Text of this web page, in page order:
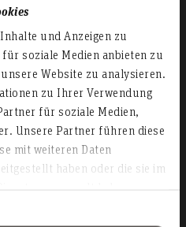
und Anzeigen zu
soziale Medien anbieten zu
Website zu analysieren.
zu Ihrer Verwendung
für soziale Medien,
Unsere Partner führen diese
mit weiteren Daten
haben oder die sie im